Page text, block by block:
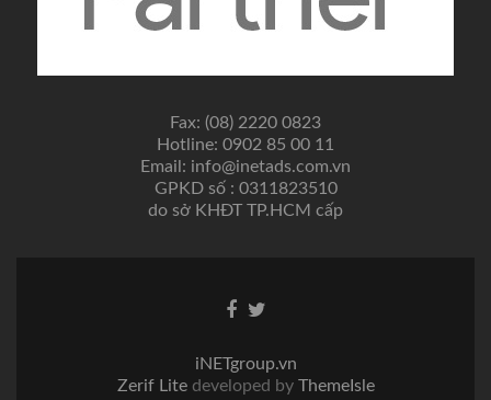
Fax: (08) 2220 0823
Hotline: 0902 85 00 11
Email: info@inetads.com.vn
GPKD số : 0311823510
do sở KHĐT TP.HCM cấp
Facebook
Twitter
iNETgroup.vn
Zerif Lite developed by ThemeIsle